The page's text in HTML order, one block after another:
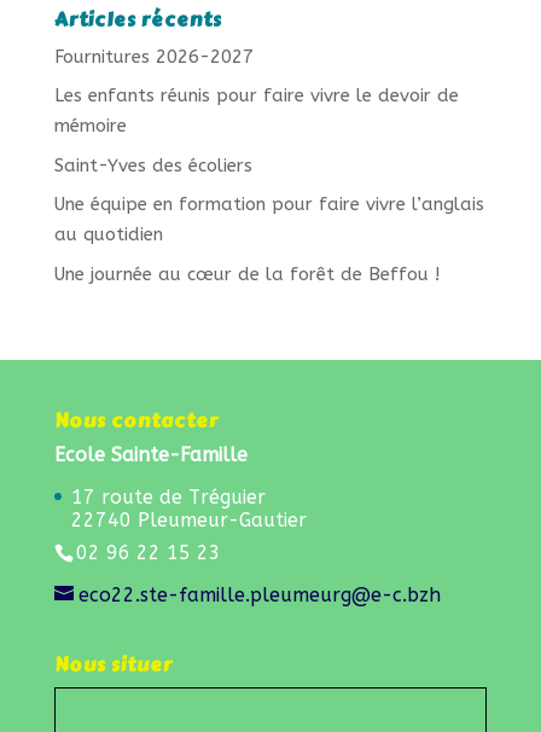
Articles récents
Fournitures 2026-2027
Les enfants réunis pour faire vivre le devoir de
mémoire
Saint-Yves des écoliers
Une équipe en formation pour faire vivre l’anglais
au quotidien
Une journée au cœur de la forêt de Beffou !
Nous contacter
Ecole Sainte-Famille
17 route de Tréguier
22740 Pleumeur-Gautier
02 96 22 15 23
eco22.ste-famille.pleumeurg@e-c.bzh
Nous situer